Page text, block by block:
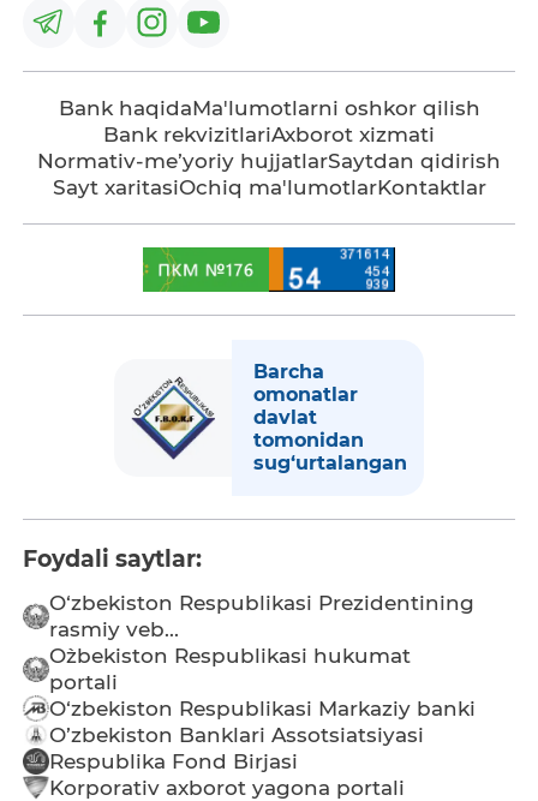
Bank haqidaMa'lumotlarni oshkor qilish
Bank rekvizitlariAxborot xizmati
Normativ-me’yoriy hujjatlarSaytdan qidirish
Sayt xaritasiOchiq ma'lumotlarKontaktlar
Barcha
omonatlar
davlat
tomonidan
sug‘urtalangan
Foydali saytlar:
O‘zbekiston Respublikasi Prezidentining
rasmiy veb...
O`zbekiston Respublikasi hukumat
portali
O‘zbekiston Respublikasi Markaziy banki
O’zbekiston Banklari Assotsiatsiyasi
Respublika Fond Birjasi
Korporativ axborot yagona portali